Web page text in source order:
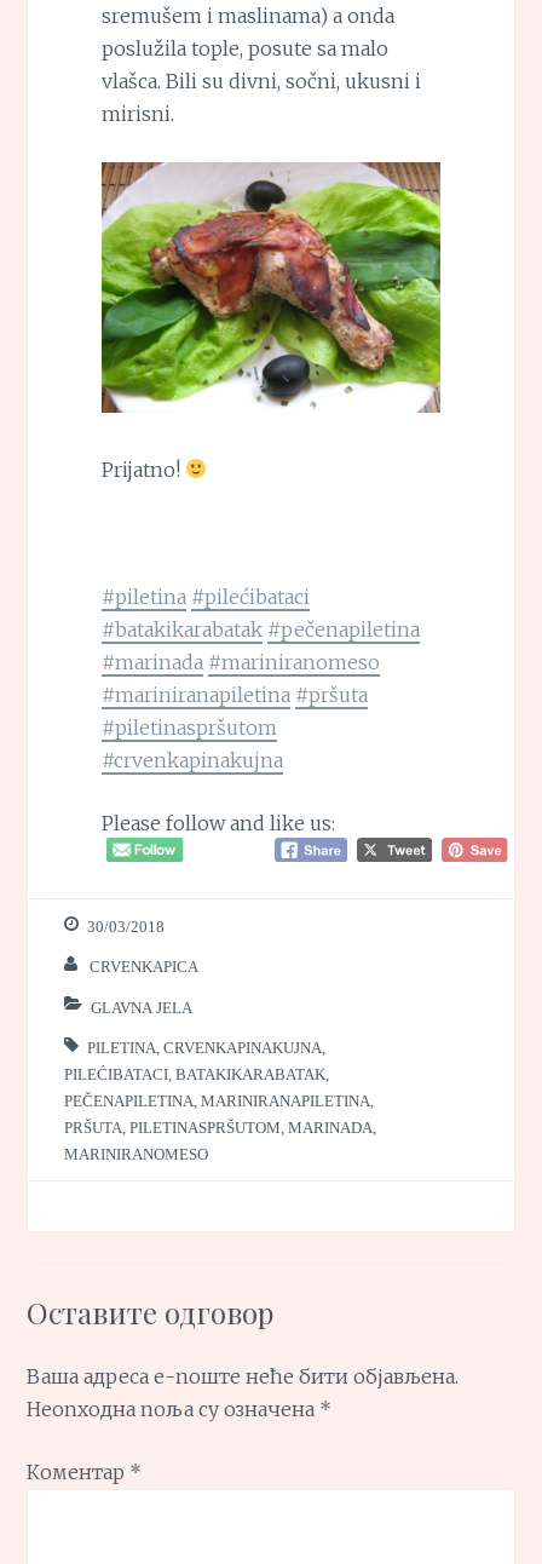
sremušem i maslinama) a onda
poslužila tople, posute sa malo
vlašca. Bili su divni, sočni, ukusni i
mirisni.
Prijatno!
#piletina #pilećibataci
#batakikarabatak #pečenapiletina
#marinada #mariniranomeso
#mariniranapiletina #pršuta
#piletinaspršutom
#crvenkapinakujna
Please follow and like us:
30/03/2018
CRVENKAPICA
GLAVNA JELA
PILETINA ,CRVENKAPINAKUJNA
PILEĆIBATACI ,BATAKIKARABATAK
PEČENAPILETINA ,MARINIRANAPILETINA
PRŠUTA ,PILETINASPRŠUTOM ,MARINADA
MARINIRANOMESO
Оставите одговор
Ваша адреса е-поште неће бити објављена.
Неопходна поља су означена *
Коментар *